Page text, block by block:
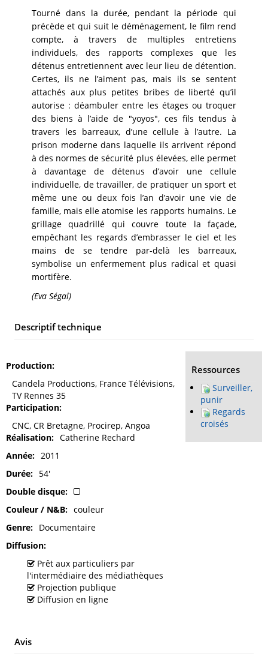
Tourné dans la durée, pendant la période qui
précède et qui suit le déménagement, le film rend
compte, à travers de multiples entretiens
individuels, des rapports complexes que les
détenus entretiennent avec leur lieu de détention.
Certes, ils ne l’aiment pas, mais ils se sentent
attachés aux plus petites bribes de liberté qu’il
autorise : déambuler entre les étages ou troquer
des biens à l’aide de "yoyos", ces fils tendus à
travers les barreaux, d’une cellule à l’autre. La
prison moderne dans laquelle ils arrivent répond
à des normes de sécurité plus élevées, elle permet
à davantage de détenus d’avoir une cellule
individuelle, de travailler, de pratiquer un sport et
même une ou deux fois l’an d’avoir une vie de
famille, mais elle atomise les rapports humains. Le
grillage quadrillé qui couvre toute la façade,
empêchant les regards d’embrasser le ciel et les
mains de se tendre par-delà les barreaux,
symbolise un enfermement plus radical et quasi
mortifère.
(Eva Ségal)
Descriptif technique
Production
Candela Productions, France Télévisions,
TV Rennes 35
Participation
CNC, CR Bretagne, Procirep, Angoa
Réalisation
Catherine Rechard
Année
2011
Durée
54'
Double disque
Couleur / N&B
couleur
Genre
Documentaire
Diffusion
Prêt aux particuliers par
l'intermédiaire des médiathèques
Projection publique
Diffusion en ligne
Ressources
Surveiller,
punir
Regards
croisés
Avis